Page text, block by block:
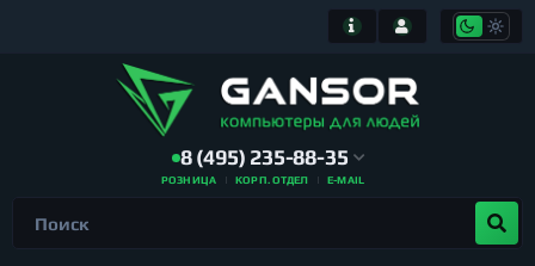
8 (495) 235-88-35
РОЗНИЦА КОРП. ОТДЕЛ E-MAIL